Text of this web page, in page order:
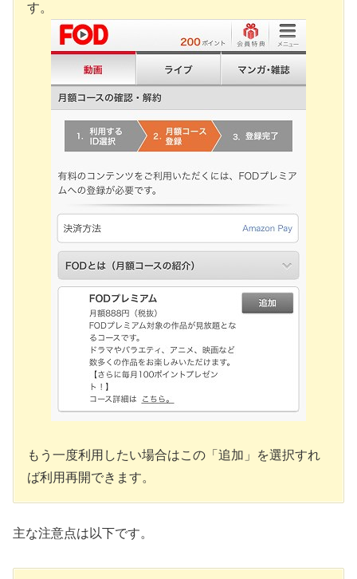
す。
もう一度利用したい場合はこの「追加」を選択すれ
ば利用再開できます。
主な注意点は以下です。